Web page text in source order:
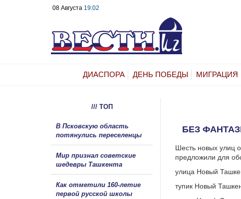
08 Августа 19:02
ДИАСПОРА ДЕНЬ ПОБЕДЫ МИГРАЦИЯ
БЕЗ
Шесть новых улиц
предложили для
улица Новый
тупик Новый
/// ТОП
В Псковскую область
потянулись переселенцы
Мир признал советские
шедевры Ташкента
Как отметили 160-летие
первой русской школы